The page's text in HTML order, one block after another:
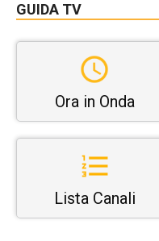
GUIDA TV
Ora in Onda
Lista Canali